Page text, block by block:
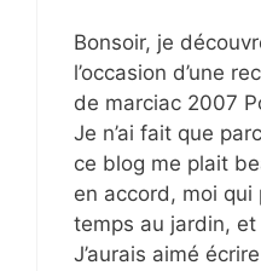
Bonsoir, je
l’occasion d’une
de marciac 2007
Je n’ai fait que
ce blog me plait
en accord, moi qui
temps au jardin, et
J’aurais aimé